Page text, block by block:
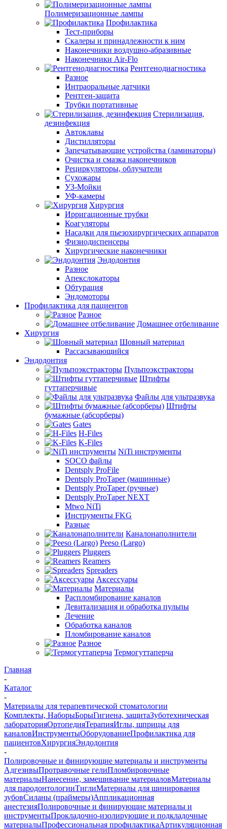
Полимеризационные лампы
Профилактика
Тест-приборы
Скалеры и принадлежности к ним
Наконечники воздушно-абразивные
Наконечники Air-Flo
Рентгенодиагностика
Разное
Интраоральные датчики
Рентген-защита
Трубки портативные
Стерилизация,
дезинфекция
Автоклавы
Дистилляторы
Запечатывающие устройства (ламинаторы)
Очистка и смазка наконечников
Рециркуляторы, облучатели
Сухожары
УЗ-Мойки
УФ-камеры
Хирургия
Ирригационные трубки
Коагуляторы
Насадки для пьезохирургических аппаратов
Физиодиспенсеры
Хирургические наконечники
Эндодонтия
Разное
Апекслокаторы
Обтурация
Эндомоторы
Профилактика для пациентов
Разное
Домашнее отбеливание
Хирургия
Шовный материал
Рассасывающийся
Эндодонтия
Пульпоэкстракторы
Штифты
гуттаперчивые
Файлы для ультразвука
Штифты
бумажные (абсорберы)
Gates
H-Files
K-Files
NiTi инструменты
SOCO файлы
Dentsply ProFile
Dentsply ProTaper (машинные)
Dentsply ProTaper (ручные)
Dentsply ProTaper NEXT
Mtwo NiTi
Инструменты FKG
Разные
Каналонаполнители
Peeso (Largo)
Pluggers
Reamers
Spreaders
Аксессуары
Материалы
Распломбирование каналов
Девитализация и обработка пульпы
Лечение
Обработка каналов
Пломбирование каналов
Разное
Термогуттаперча
Главная
-
Каталог
-
Материалы для терапевтической стоматологии
Комплекты, НаборыБорыГигиена, защитаЗуботехническая
лабораторияОртопедияТерапияИглы, шприцы для
каналовИнструментыОборудованиеПрофилактика для
пациентовХирургияЭндодонтия
-
Полировочные и финирующие материалы и инструменты
АдгезивыПротравочные гелиПломбировочные
материалыНанесение, замешивание материаловМатериалы
для пародонтологииТиглиМатериалы для шинирования
зубовСиланы (праймеры)Аппликационная
анестезияПолировочные и финирующие материалы и
инструментыПрокладочно-изолирующие и подкладочные
материалыПрофессиональная профилактикаАртикуляционная